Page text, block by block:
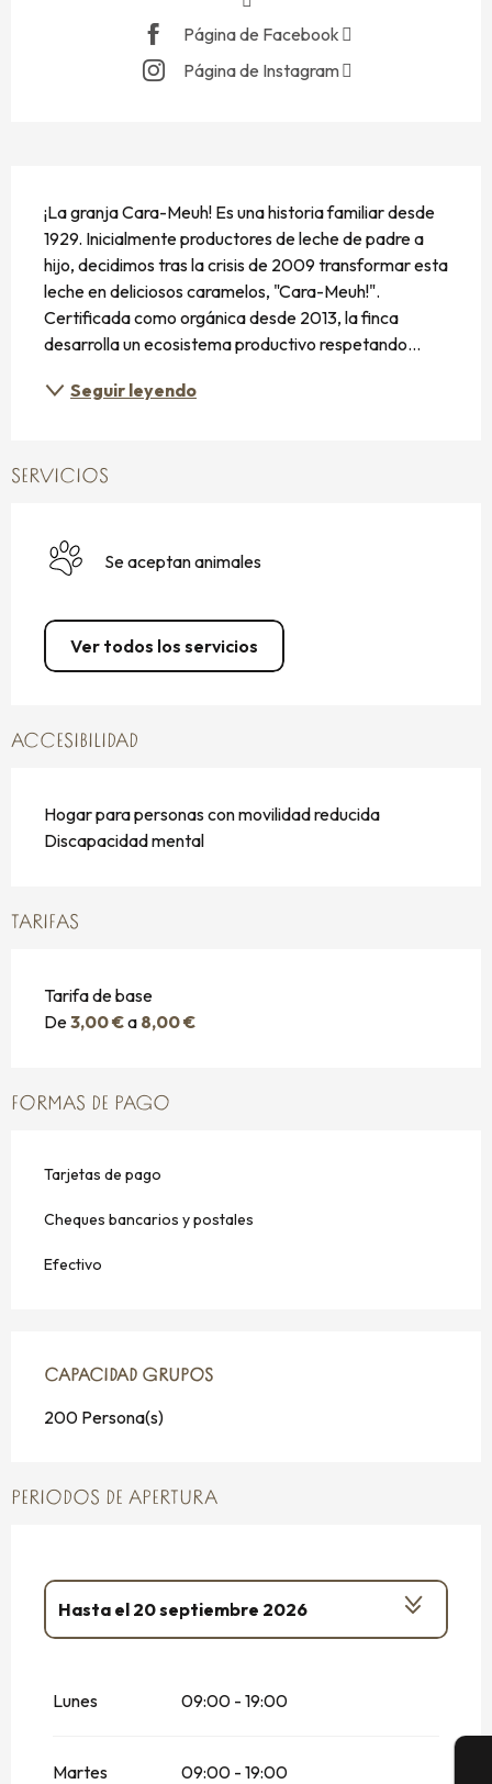
Página de Facebook
Página de Instagram
¡La granja Cara-Meuh! Es una historia familiar desde
1929. Inicialmente productores de leche de padre a
hijo, decidimos tras la crisis de 2009 transformar esta
leche en deliciosos caramelos, "Cara-Meuh!".
Certificada como orgánica desde 2013, la finca
desarrolla un ecosistema productivo respetando...
Seguir leyendo
SERVICIOS
Se aceptan animales
Ver todos los servicios
ACCESIBILIDAD
Hogar para personas con movilidad reducida
Discapacidad mental
TARIFAS
Tarifa de base
De3,00 €a 8,00 €
FORMAS DE PAGO
Tarjetas de pago
Cheques bancarios y postales
Efectivo
CAPACIDAD GRUPOS
CAPACIDAD GRUPOS
200 Persona(s)
PERIODOS DE APERTURA
Hasta el 20 septiembre 2026
Del21 septiembre 2026al31 diciembre
Lunes 09:00 - 19:00
Martes 09:00 - 19:00